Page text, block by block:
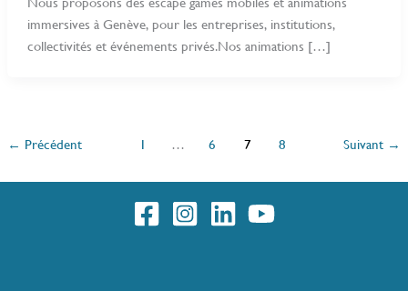
Nous proposons des escape games mobiles et animations
immersives à Genève, pour les entreprises, institutions,
collectivités et événements privés.Nos animations […]
← Précédent 1 … 6 7 8 Suivant →